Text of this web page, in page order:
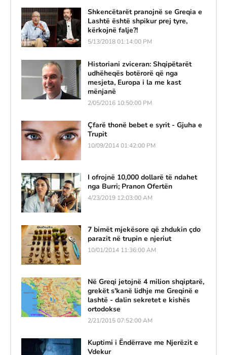
Shkencëtarët pranojnë se Greqia e
Lashtë është shpikur prej tyre,
kërkojnë falje?!
5/13/2018 01:14:00 PM
Historiani zviceran: Shqipëtarët
udhëheqës botërorë që nga
mesjeta, Europa i la me kast
mënjanë
2/05/2016 10:50:00 PM
Çfarë thonë bebet e syrit - Gjuha e
Trupit
10/09/2014 01:42:00 PM
I ofrojnë 10,000 dollarë të ndahet
nga Burri; Pranon Ofertën
4/23/2019 12:03:00 AM
7 bimët mjekësore që zhdukin çdo
parazit në trupin e njeriut
10/01/2014 11:36:00 AM
Në Greqi jetojnë 4 milion shqiptarë,
grekët s'kanë lidhje me Greqinë e
lashtë - dalin sekretet e kishës
ortodokse
2/21/2015 07:52:00 AM
Kuptimi i Ëndërrave me Njerëzit e
Vdekur